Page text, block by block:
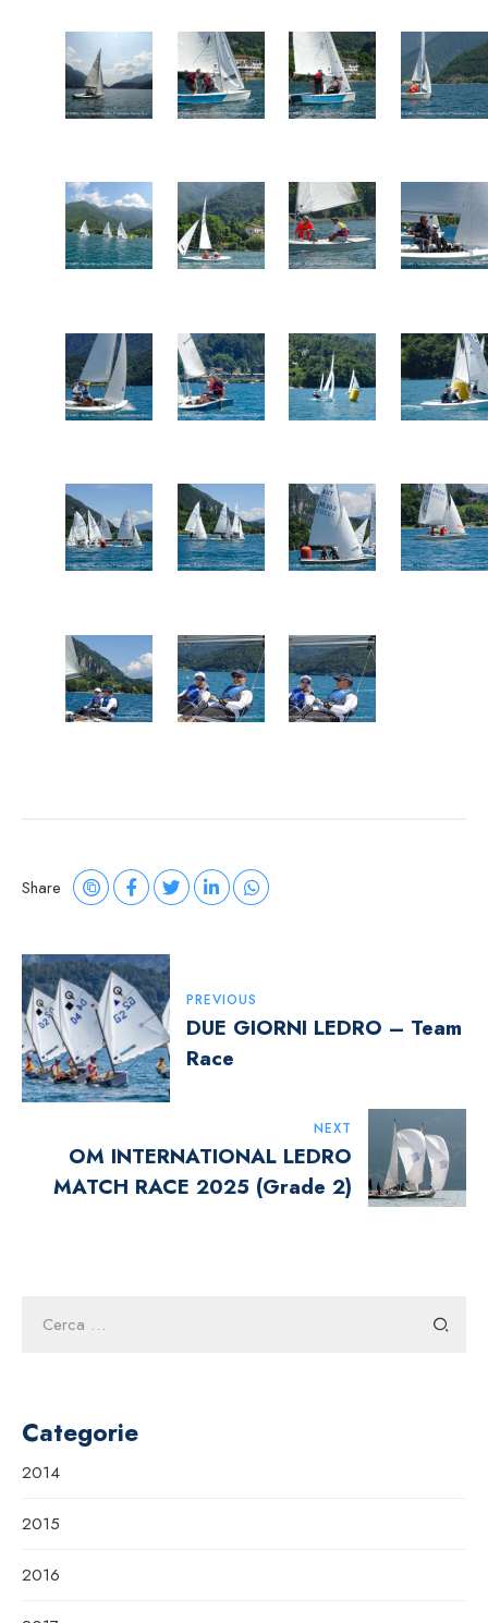
Share
Navigazione
Articoli
PREVIOUS
DUE GIORNI LEDRO – Team
Race
NEXT
OM INTERNATIONAL LEDRO
MATCH RACE 2025 (Grade 2)
per:
Categorie
2014
2015
2016